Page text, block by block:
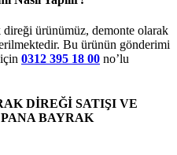
ürünümüz, demonte olarak
Bu ürünün gönderimi
0312 395 18 00 no’lu
DİREĞİ SATIŞI VE
BAYRAK